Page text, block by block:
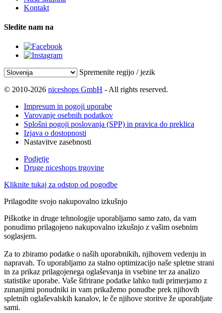
Kontakt
Sledite nam na
Spremenite regijo / jezik
© 2010-2026 niceshops GmbH - All rights reserved.
Impresum in pogoji uporabe
Varovanje osebnih podatkov
Splošni pogoji poslovanja (SPP) in pravica do preklica
Izjava o dostopnosti
Nastavitve zasebnosti
Podjetje
Druge niceshops trgovine
Kliknite tukaj za odstop od pogodbe
Prilagodite svojo nakupovalno izkušnjo
Piškotke in druge tehnologije uporabljamo samo zato, da vam
ponudimo prilagojeno nakupovalno izkušnjo z vašim osebnim
soglasjem.
Za to zbiramo podatke o naših uporabnikih, njihovem vedenju in
napravah. To uporabljamo za stalno optimizacijo naše spletne strani
in za prikaz prilagojenega oglaševanja in vsebine ter za analizo
statistike uporabe. Vaše šifrirane podatke lahko tudi primerjamo z
zunanjimi ponudniki in vam prikažemo ponudbe prek njihovih
spletnih oglaševalskih kanalov, le če njihove storitve že uporabljate
sami.